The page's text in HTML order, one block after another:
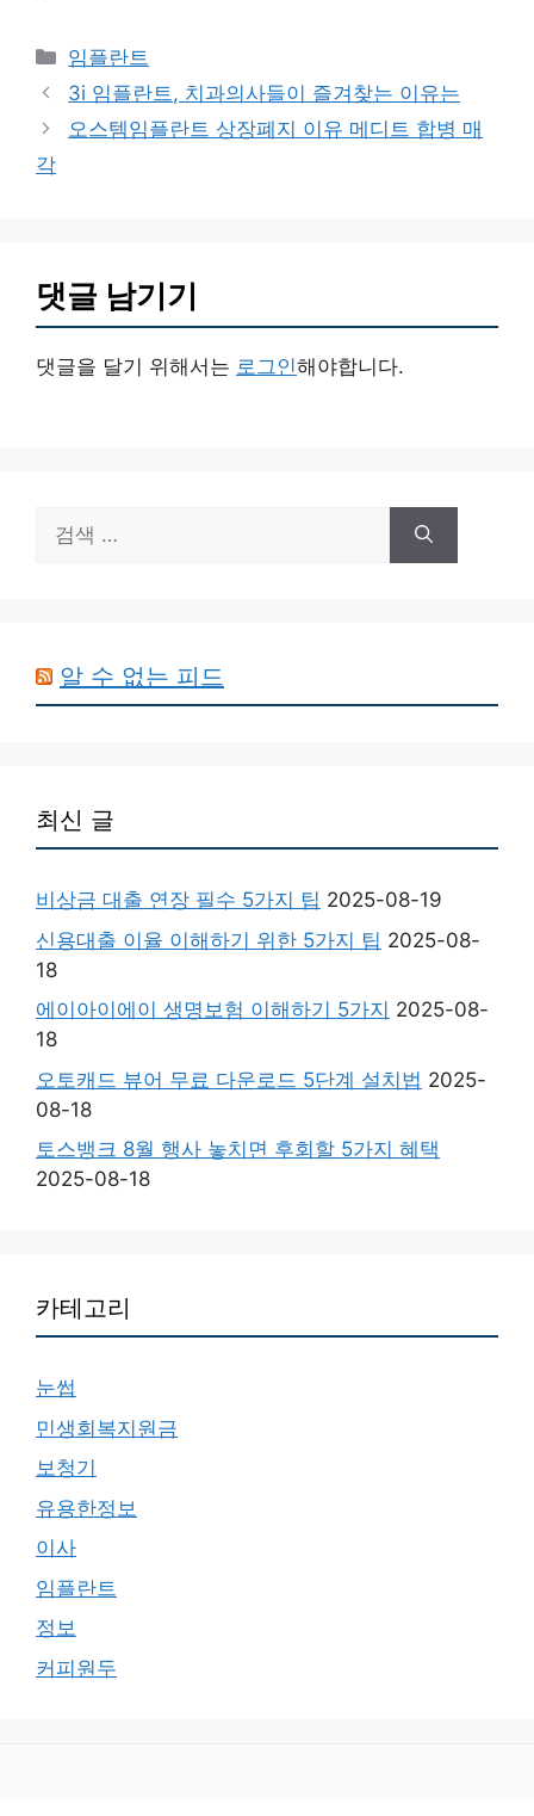
카
테
리
임플란트
3i 임플란트, 치과의사들이 즐겨찾는 이유는
오스템임플란트 상장폐지 이유 메디트 합병 매
각
댓글 남기기
댓글을 달기 위해서는 로그인해야합니다.
색:
알 수 없는 피드
최신 글
비상금 대출 연장 필수 5가지 팁 2025-08-19
신용대출 이율 이해하기 위한 5가지 팁 2025-08-
18
에이아이에이 생명보험 이해하기 5가지 2025-08-
18
오토캐드 뷰어 무료 다운로드 5단계 설치법 2025-
08-18
토스뱅크 8월 행사 놓치면 후회할 5가지 혜택
2025-08-18
카테고리
눈썹
민생회복지원금
보청기
유용한정보
이사
임플란트
정보
커피원두